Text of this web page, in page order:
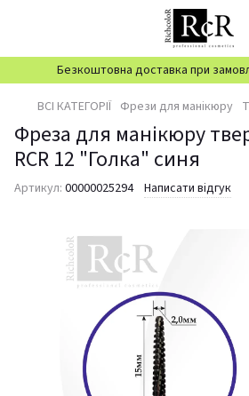
Безкоштовна доставка при
ВСІ КАТЕГОРІЇ Фрези для манікюру
Фреза для манікюру
RCR 12 "Голка" синя
Артикул: 00000025294 Написати відгук